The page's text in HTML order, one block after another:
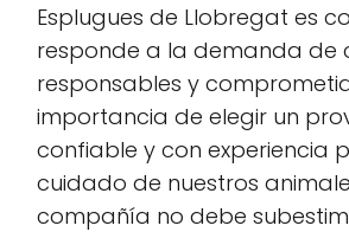
Esplugues de Llobregat es
responde a la demanda de
responsables y
importancia de elegir un
confiable y con experiencia
cuidado de nuestros
compañía no debe